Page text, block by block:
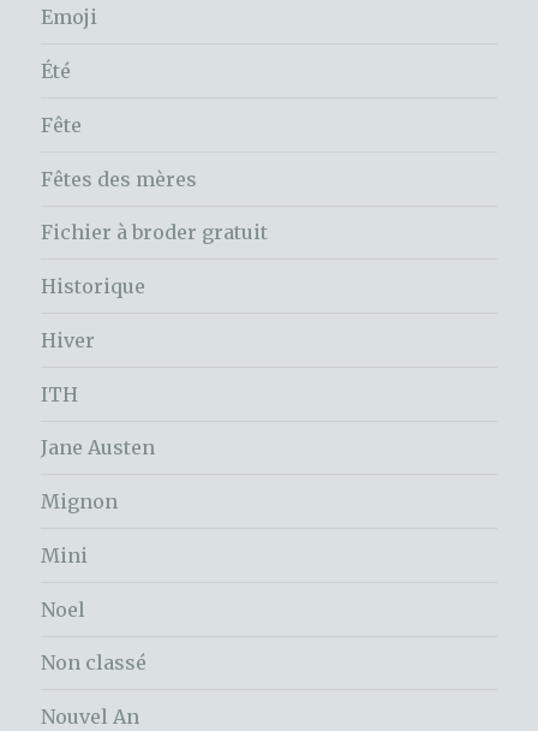
Emoji
Été
Fête
Fêtes des mères
Fichier à broder gratuit
Historique
Hiver
ITH
Jane Austen
Mignon
Mini
Noel
Non classé
Nouvel An